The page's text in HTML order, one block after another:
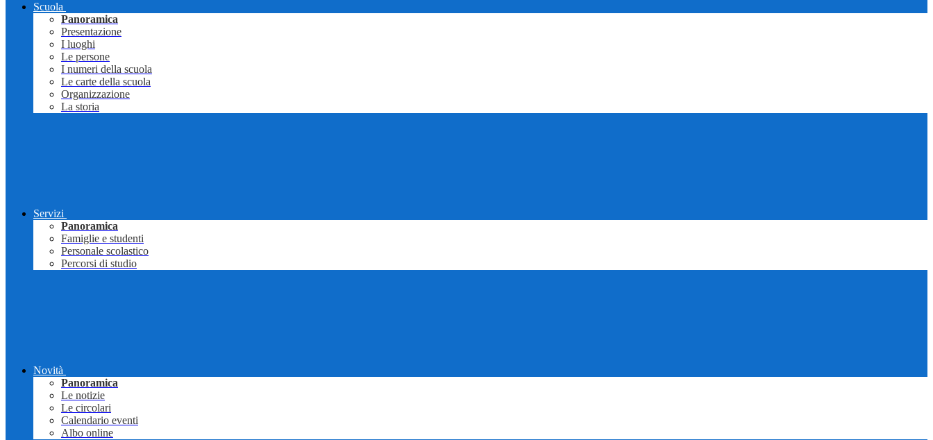
Scuola
Panoramica
Presentazione
I luoghi
Le persone
I numeri della scuola
Le carte della scuola
Organizzazione
La storia
Servizi
Panoramica
Famiglie e studenti
Personale scolastico
Percorsi di studio
Novità
Panoramica
Le notizie
Le circolari
Calendario eventi
Albo online